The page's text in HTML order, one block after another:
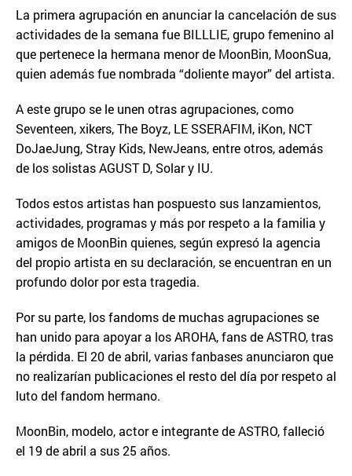
La primera agrupación en anunciar la cancelación de sus
actividades de la semana fue BILLLIE, grupo femenino al
que pertenece la hermana menor de MoonBin, MoonSua,
quien además fue nombrada “doliente mayor” del artista.
A este grupo se le unen otras agrupaciones, como
Seventeen, xikers, The Boyz, LE SSERAFIM, iKon, NCT
DoJaeJung, Stray Kids, NewJeans, entre otros, además
de los solistas AGUST D, Solar y IU.
Todos estos artistas han pospuesto sus lanzamientos,
actividades, programas y más por respeto a la familia y
amigos de MoonBin quienes, según expresó la agencia
del propio artista en su declaración, se encuentran en un
profundo dolor por esta tragedia.
Por su parte, los fandoms de muchas agrupaciones se
han unido para apoyar a los AROHA, fans de ASTRO, tras
la pérdida. El 20 de abril, varias fanbases anunciaron que
no realizarían publicaciones el resto del día por respeto al
luto del fandom hermano.
MoonBin, modelo, actor e integrante de ASTRO, falleció
el 19 de abril a sus 25 años.